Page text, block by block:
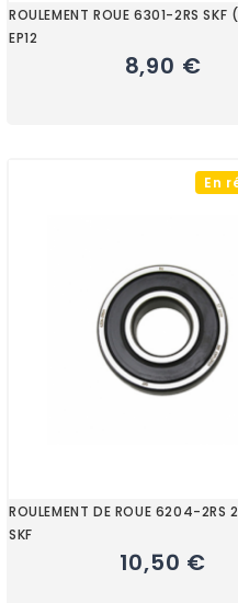
ROULEMENT ROUE 6301-2RS SKF
EP12
8,90 €
En
ROULEMENT DE ROUE 6204-2RS
SKF
10,50 €